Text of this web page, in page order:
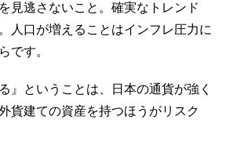
見逃さないこと。確実なトレンド
人口が増えることはインフレ圧力に
です。
』ということは、日本の通貨が強く
貨建ての資産を持つほうがリスク